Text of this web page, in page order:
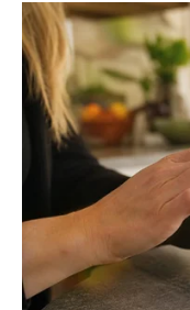
Harmonija i
ŠKORPIJA
Karmička
Vrijeme je da
Nagrada